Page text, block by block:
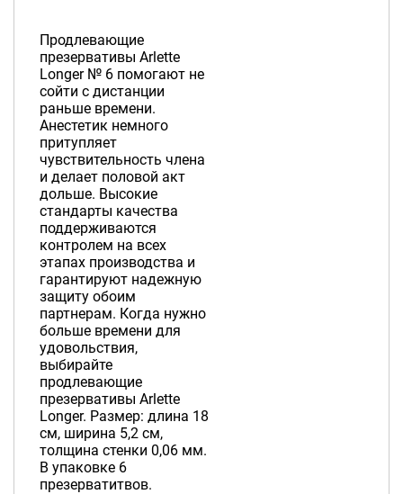
Продлевающие
презервативы Arlette
Longer № 6 помогают не
сойти с дистанции
раньше времени.
Анестетик немного
притупляет
чувствительность члена
и делает половой акт
дольше. Высокие
стандарты качества
поддерживаются
контролем на всех
этапах производства и
гарантируют надежную
защиту обоим
партнерам. Когда нужно
больше времени для
удовольствия,
выбирайте
продлевающие
презервативы Arlette
Longer. Размер: длина 18
см, ширина 5,2 см,
толщина стенки 0,06 мм.
В упаковке 6
презерватитвов.